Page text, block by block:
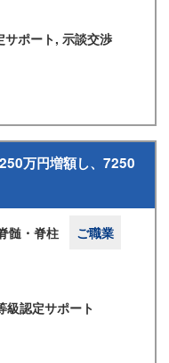
サポート, 示談交渉
万円増額し、7250
髄・脊柱
ご職業
級認定サポート